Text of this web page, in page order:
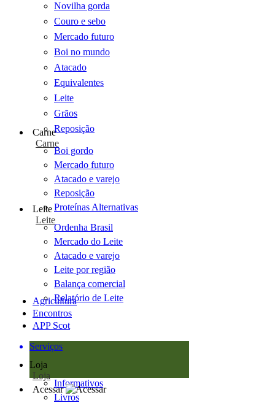
Novilha gorda
Couro e sebo
Mercado futuro
Boi no mundo
Atacado
Equivalentes
Leite
Grãos
Reposição
Carne
Carne
Boi gordo
Mercado futuro
Atacado e varejo
Reposição
Proteínas Alternativas
Leite
Leite
Ordenha Brasil
Mercado do Leite
Atacado e varejo
Leite por região
Balança comercial
Relatório de Leite
Agricultura
Encontros
APP Scot
Serviços
Loja
Loja
Informativos
Livros
Acessar